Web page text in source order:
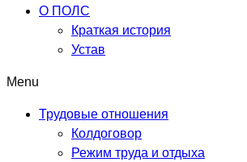
О ПОЛС
Краткая история
Устав
Menu
Трудовые отношения
Колдоговор
Режим труда и отдыха